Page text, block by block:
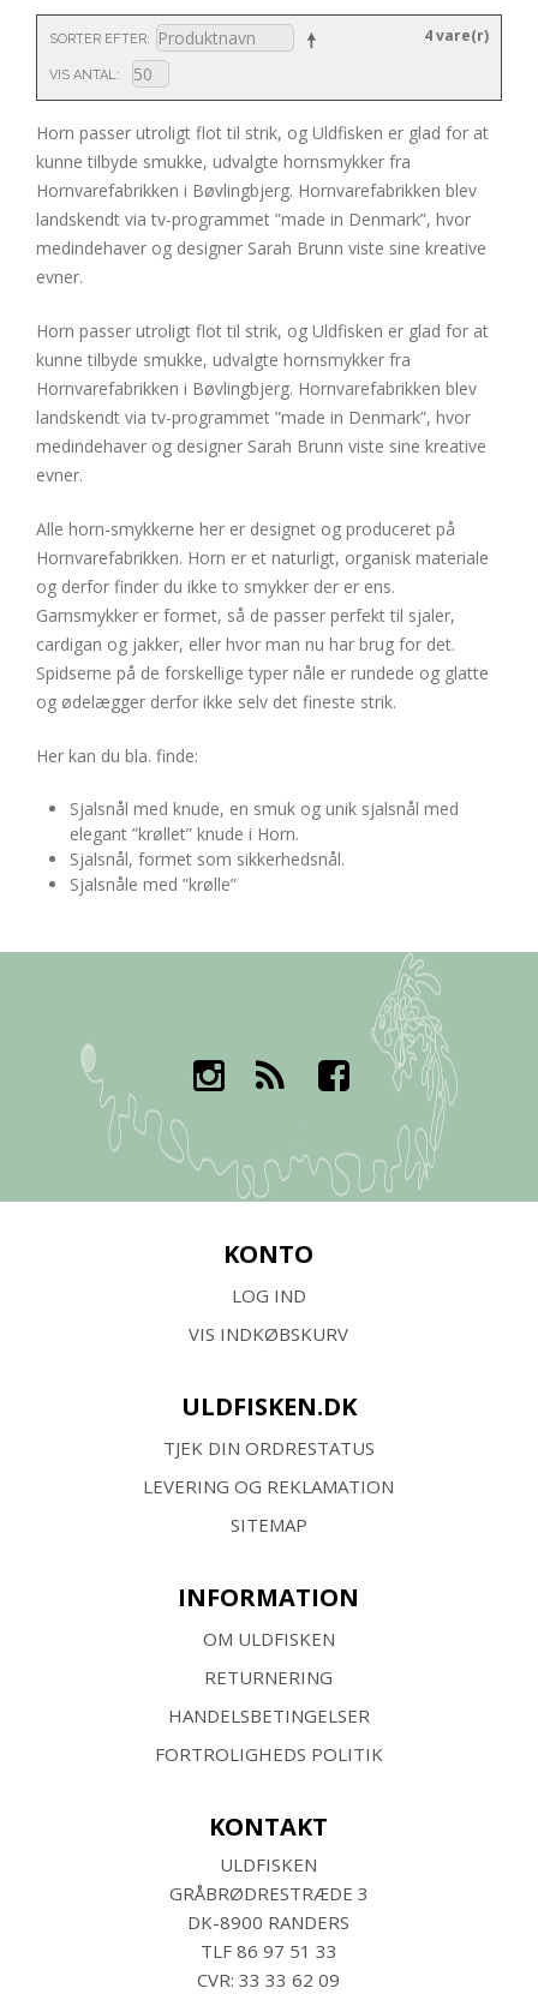
SORTER EFTER
VIS ANTAL
4 vare(r)
Horn passer utroligt flot til strik, og Uldfisken er glad for at
kunne tilbyde smukke, udvalgte hornsmykker fra
Hornvarefabrikken i Bøvlingbjerg. Hornvarefabrikken blev
landskendt via tv-programmet ”made in Denmark”, hvor
medindehaver og designer Sarah Brunn viste sine kreative
evner.
Horn passer utroligt flot til strik, og Uldfisken er glad for at
kunne tilbyde smukke, udvalgte hornsmykker fra
Hornvarefabrikken i Bøvlingbjerg. Hornvarefabrikken blev
landskendt via tv-programmet ”made in Denmark”, hvor
medindehaver og designer Sarah Brunn viste sine kreative
evner.
Alle horn-smykkerne her er designet og produceret på
Hornvarefabrikken. Horn er et naturligt, organisk materiale
og derfor finder du ikke to smykker der er ens.
Garnsmykker er formet, så de passer perfekt til sjaler,
cardigan og jakker, eller hvor man nu har brug for det.
Spidserne på de forskellige typer nåle er rundede og glatte
og ødelægger derfor ikke selv det fineste strik.
Her kan du bla. finde:
Sjalsnål med knude, en smuk og unik sjalsnål med
elegant ”krøllet” knude i Horn.
Sjalsnål, formet som sikkerhedsnål.
Sjalsnåle med ”krølle”
KONTO
LOG IND
VIS INDKØBSKURV
ULDFISKEN.DK
TJEK DIN ORDRESTATUS
LEVERING OG REKLAMATION
SITEMAP
INFORMATION
OM ULDFISKEN
RETURNERING
HANDELSBETINGELSER
FORTROLIGHEDS POLITIK
KONTAKT
ULDFISKEN
GRÅBRØDRESTRÆDE 3
DK-8900 RANDERS
TLF 86 97 51 33
CVR: 33 33 62 09